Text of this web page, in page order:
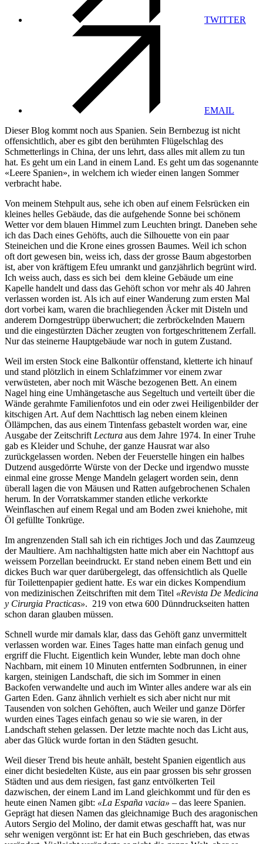
TWITTER
EMAIL
Dieser Blog kommt noch aus Spanien. Sein Bernbezug ist nicht
offensichtlich, aber es gibt den berühmten Flügelschlag des
Schmetterlings in China, der uns lehrt, dass alles mit allem zu tun
hat. Es geht um ein Land in einem Land. Es geht um das sogenannte
«Leere Spanien», in welchem ich wieder einen langen Sommer
verbracht habe.
Von meinem Stehpult aus, sehe ich oben auf einem Felsrücken ein
kleines helles Gebäude, das die aufgehende Sonne bei schönem
Wetter vor dem blauen Himmel zum Leuchten bringt. Daneben sehe
ich das Dach eines Gehöfts, auch die Silhouette von ein paar
Steineichen und die Krone eines grossen Baumes. Weil ich schon
oft dort gewesen bin, weiss ich, dass der grosse Baum abgestorben
ist, aber von kräftigem Efeu umrankt und ganzjährlich begrünt wird.
Ich weiss auch, dass es sich bei dem kleine Gebäude um eine
Kapelle handelt und dass das Gehöft schon vor mehr als 40 Jahren
verlassen worden ist. Als ich auf einer Wanderung zum ersten Mal
dort vorbei kam, waren die brachliegenden Äcker mit Disteln und
anderem Dorngestrüpp überwuchert; die zerbröckelnden Mauern
und die eingestürzten Dächer zeugten von fortgeschrittenem Zerfall.
Nur das steinerne Hauptgebäude war noch in gutem Zustand.
Weil im ersten Stock eine Balkontür offenstand, kletterte ich hinauf
und stand plötzlich in einem Schlafzimmer vor einem zwar
verwüsteten, aber noch mit Wäsche bezogenen Bett. An einem
Nagel hing eine Umhängetasche aus Segeltuch und verteilt über die
Wände gerahmte Familienfotos und ein oder zwei Heiligenbilder der
kitschigen Art. Auf dem Nachttisch lag neben einem kleinen
Öllämpchen, das aus einem Tintenfass gebastelt worden war, eine
Ausgabe der Zeitschrift Lectura aus dem Jahre 1974. In einer Truhe
gab es Kleider und Schuhe, der ganze Hausrat war also
zurückgelassen worden. Neben der Feuerstelle hingen ein halbes
Dutzend ausgedörrte Würste von der Decke und irgendwo musste
einmal eine grosse Menge Mandeln gelagert worden sein, denn
überall lagen die von Mäusen und Ratten aufgebrochenen Schalen
herum. In der Vorratskammer standen etliche verkorkte
Weinflaschen auf einem Regal und am Boden zwei kniehohe, mit
Öl gefüllte Tonkrüge.
Im angrenzenden Stall sah ich ein richtiges Joch und das Zaumzeug
der Maultiere. Am nachhaltigsten hatte mich aber ein Nachttopf aus
weissem Porzellan beeindruckt. Er stand neben einem Bett und ein
dickes Buch war quer darübergelegt, das offensichtlich als Quelle
für Toilettenpapier gedient hatte. Es war ein dickes Kompendium
von medizinischen Zeitschriften mit dem Titel «Revista De Medicina
y Cirurgia Practicas». 219 von etwa 600 Dünndruckseiten hatten
schon daran glauben müssen.
Schnell wurde mir damals klar, dass das Gehöft ganz unvermittelt
verlassen worden war. Eines Tages hatte man einfach genug und
ergriff die Flucht. Eigentlich kein Wunder, lebte man doch ohne
Nachbarn, mit einem 10 Minuten entfernten Sodbrunnen, in einer
kargen, steinigen Landschaft, die sich im Sommer in einen
Backofen verwandelte und auch im Winter alles andere war als ein
Garten Eden. Ganz ähnlich verhielt es sich aber nicht nur mit
Tausenden von solchen Gehöften, auch Weiler und ganze Dörfer
wurden eines Tages einfach genau so wie sie waren, in der
Landschaft stehen gelassen. Der letzte machte noch das Licht aus,
aber das Glück wurde fortan in den Städten gesucht.
Weil dieser Trend bis heute anhält, besteht Spanien eigentlich aus
einer dicht besiedelten Küste, aus ein paar grossen bis sehr grossen
Städten und aus dem riesigen, fast ganz entvölkerten Teil
dazwischen, der einem Land im Land gleichkommt und für den es
heute einen Namen gibt: «La España vacia» – das leere Spanien.
Geprägt hat diesen Namen das gleichnamige Buch des aragonischen
Autors Sergio del Molino, der damit etwas geschafft hat, was nur
sehr wenigen vergönnt ist: Er hat ein Buch geschrieben, das etwas